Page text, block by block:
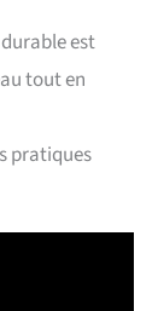
est
tout en
pratiques